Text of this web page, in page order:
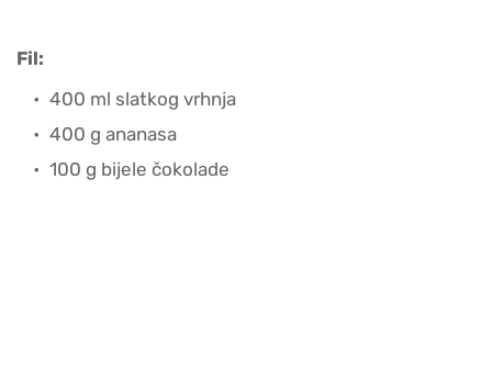
Fil:
400 ml slatkog vrhnja
400 g ananasa
100 g bijele čokolade